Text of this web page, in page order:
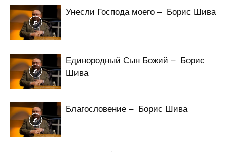
Унесли Господа моего – Борис Шива
Единородный Сын Божий – Борис
Шива
Благословение – Борис Шива